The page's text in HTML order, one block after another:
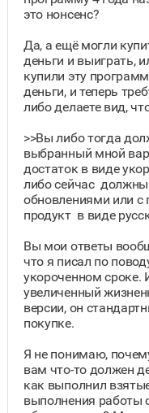
это нонсенс?
Да, а ещё могли
деньги и выиграть,
купили эту
деньги, и теперь
либо делаете вид,
>>Вы либо тогда
выбранный мной
достаток в виде
либо сейчас
обновлениями или с
продукт в виде
Вы мои ответы
что я писал по
укороченном сроке.
увеличенный
версии, он
покупке.
Я не понимаю,
вам что-то должен
как выполнил
выполнения работы